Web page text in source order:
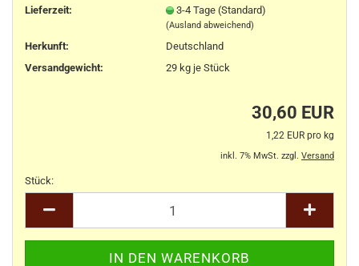
Lieferzeit:
3-4 Tage (Standard)
(Ausland abweichend)
Herkunft:
Deutschland
Versandgewicht:
29kg je Stück
30,60 EUR
1,22 EUR pro kg
inkl. 7% MwSt. zzgl. Versand
Stück: